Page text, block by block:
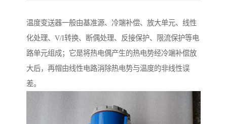
温度变送器一般由基准源、冷端补偿、放大单元、线性
化处理、V/I转换、断偶处理、反接保护、限流保护等电
路单元组成；它是将热电偶产生的热电势经冷端补偿放
大后，再帽由线性电路消除热电势与温度的非线性误
差。